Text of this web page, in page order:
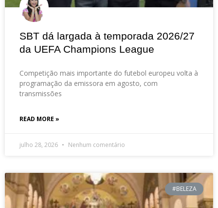
SBT dá largada à temporada 2026/27
da UEFA Champions League
Competição mais importante do futebol europeu volta à
programação da emissora em agosto, com
transmissões
READ MORE »
julho 28, 2026 Nenhum comentário
#BELEZA